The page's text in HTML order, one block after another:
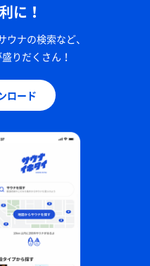
に！
ナの検索など、
りだくさん！
ロード